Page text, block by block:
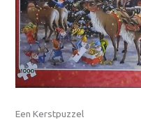
Een Kerstpuzzel